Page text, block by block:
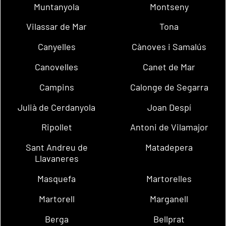
Muntanyola
Montseny
Vilassar de Mar
Tona
Canyelles
Cànoves i Samalús
Canovelles
Canet de Mar
Campins
Calonge de Segarra
Julià de Cerdanyola
Joan Despí
Ripollet
Antoni de Vilamajor
Sant Andreu de
Llavaneres
Matadepera
Masquefa
Martorelles
Martorell
Marganell
Berga
Bellprat